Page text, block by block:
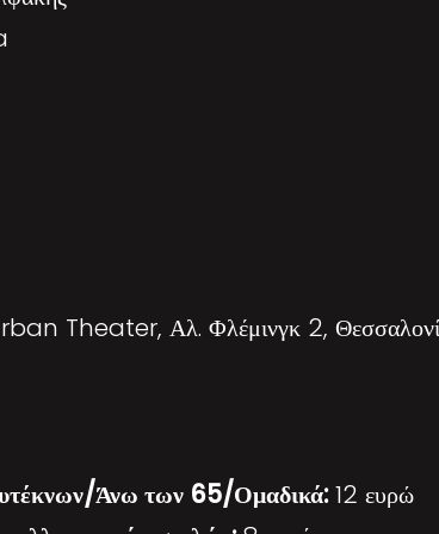
Theater, Αλ. Φλέμινγκ 2,
Άνω των 65/Ομαδικά:12 ευρώ